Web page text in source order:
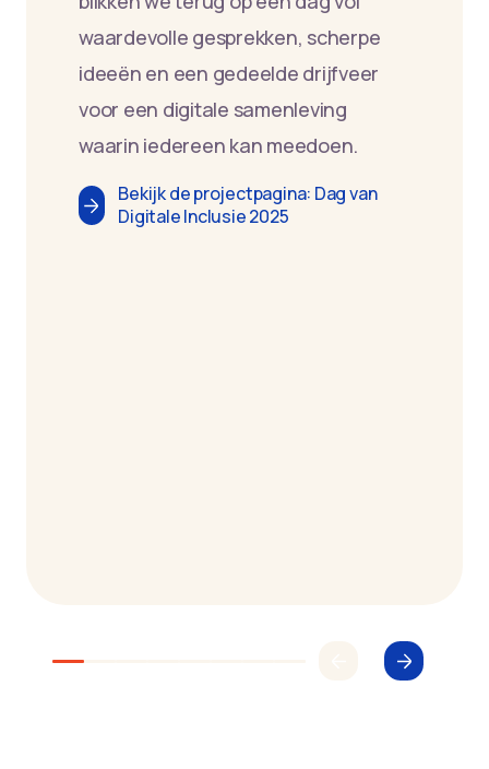
waardevolle gesprekken, scherpe
ideeën en een gedeelde drijfveer
voor een digitale samenleving
waarin iedereen kan meedoen.
Bekijk de projectpagina: Dag van
Digitale Inclusie 2025